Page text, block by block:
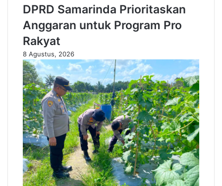
DPRD Samarinda Prioritaskan
Anggaran untuk Program Pro
Rakyat
8 Agustus, 2026